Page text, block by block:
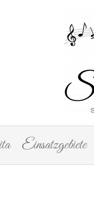
Einsatzgebiete